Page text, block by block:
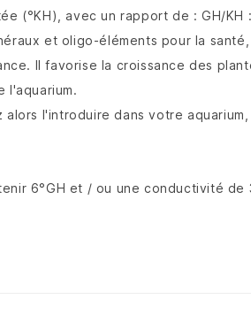
(°KH), avec un rapport de : GH/
et oligo-éléments pour la
Il favorise la croissance des
l'aquarium.
l'introduire dans votre
6°GH et / ou une conductivité de